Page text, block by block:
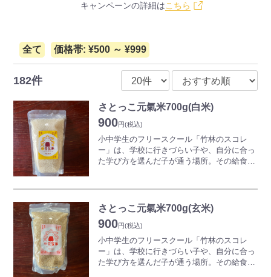
キャンペーンの詳細はこちら
全て 価格帯: ¥500 ～ ¥999
182件
さとっこ元氣米700g(白米)
900円(税込)
小中学生のフリースクール「竹林のスコレ
ー」は、学校に行きづらい子や、自分に合っ
た学び方を選んだ子が通う場所。その給食で
「さとっこ元氣米」という名前には、このお
米を食べた子どもたちが、田んぼの香りを感
じながら健やかに元氣に育ってほしいという
想いを込めました。
さとっこ元氣米700g(玄米)
900円(税込)
小中学生のフリースクール「竹林のスコレ
ー」は、学校に行きづらい子や、自分に合っ
た学び方を選んだ子が通う場所。その給食で